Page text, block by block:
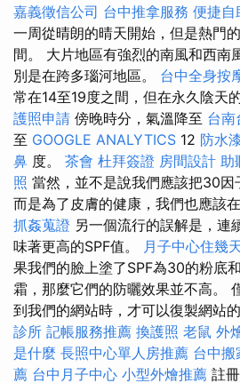
嘉義徵信公司 台中推拿服務 便捷自
一周從晴朗的晴天開始，但是熱門
間。 大片地區有強烈的南風和西南
別是在跨多瑙河地區。 台中全身按
常在14至19度之間，但在永久陰天
護照申請 傍晚時分，氣溫降至 台南
至 GOOGLE ANALYTICS 12 防水
鼻 度。 茶會 杜拜簽證 房間設計 助
照 當然，並不是說我們應該把30因
而是為了皮膚的健康，我們也應該
抓姦蒐證 另一個流行的誤解是，連
味著更高的SPF值。
月子中心住幾
果我們的臉上塗了SPF為30的粉底
霜，那麼它們的防曬效果並不高。
到我們的網站時，才可以復製網站
診所 記帳服務推薦 換護照 老鼠 外
是什麼 長照中心單人房推薦 台中搬
薦 台中月子中心 小型外燴推薦 註